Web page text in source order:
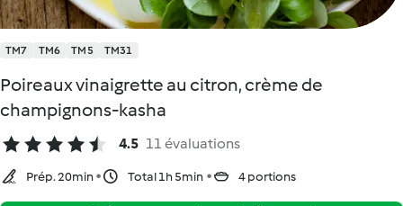
TM7 TM6 TM5 TM31
Poireaux vinaigrette au citron, crème de
champignons-kasha
4.5 11 évaluations
Prép. 20min Total 1h 5min 4 portions